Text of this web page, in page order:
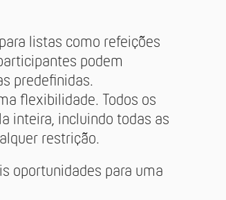
listas como refeições
podem
predefinidas.
flexibilidade. Todos os
inteira, incluindo todas as
restrição.
oportunidades para uma